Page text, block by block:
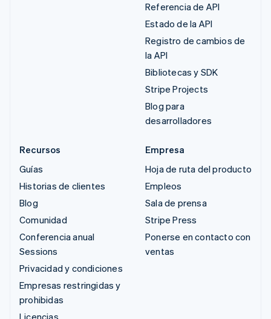
Referencia de API
Estado de la API
Registro de cambios de
la API
Bibliotecas y SDK
Stripe Projects
Blog para
desarrolladores
Recursos
Guías
Historias de clientes
Blog
Comunidad
Conferencia anual
Sessions
Privacidad y condiciones
Empresas restringidas y
prohibidas
Empresa
Hoja de ruta del producto
Empleos
Sala de prensa
Stripe Press
Ponerse en contacto con
ventas